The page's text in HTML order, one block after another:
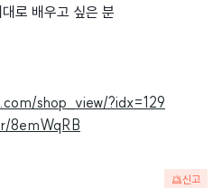
로 배우고 싶은 분
shop_view/?idx=129
8emWqRB
신고